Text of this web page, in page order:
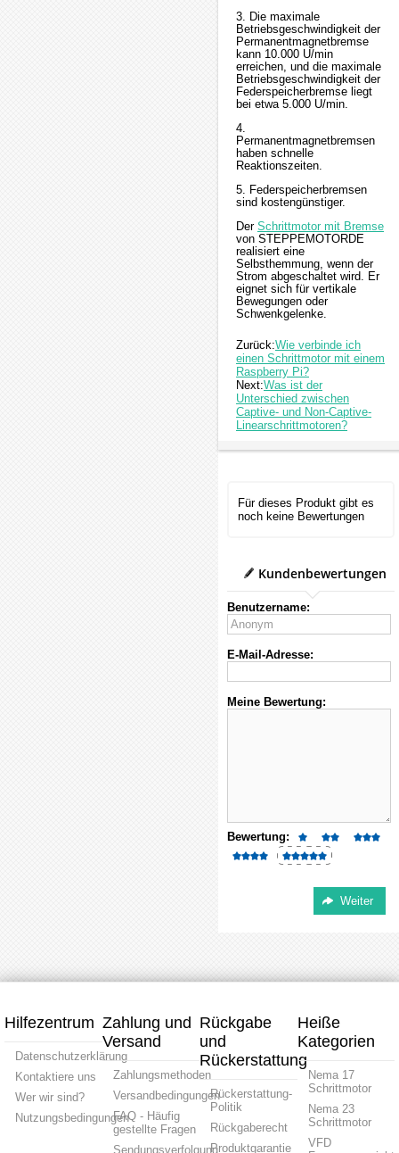
3. Die maximale
Betriebsgeschwindigkeit der
Permanentmagnetbremse
kann 10.000 U/min
erreichen, und die maximale
Betriebsgeschwindigkeit der
Federspeicherbremse liegt
bei etwa 5.000 U/min.
4.
Permanentmagnetbremsen
haben schnelle
Reaktionszeiten.
5. Federspeicherbremsen
sind kostengünstiger.
Der Schrittmotor mit Bremse
von STEPPEMOTORDE
realisiert eine
Selbsthemmung, wenn der
Strom abgeschaltet wird. Er
eignet sich für vertikale
Bewegungen oder
Schwenkgelenke.
Zurück:Wie verbinde ich
einen Schrittmotor mit einem
Raspberry Pi?
Next:Was ist der
Unterschied zwischen
Captive- und Non-Captive-
Linearschrittmotoren?
Für dieses Produkt gibt es
noch keine Bewertungen
Kundenbewertungen
Benutzername:
E-Mail-Adresse:
Meine Bewertung:
Bewertung:
Hilfezentrum
Datenschutzerklärung
Kontaktiere uns
Wer wir sind?
Nutzungsbedingungen
Zahlung und
Versand
Zahlungsmethoden
Versandbedingungen
FAQ - Häufig
gestellte Fragen
Sendungsverfolgung
Rückgabe
und
Rückerstattung
Rückerstattung-
Politik
Rückgaberecht
Produktgarantie
Heiße
Kategorien
Nema 17
Schrittmotor
Nema 23
Schrittmotor
VFD